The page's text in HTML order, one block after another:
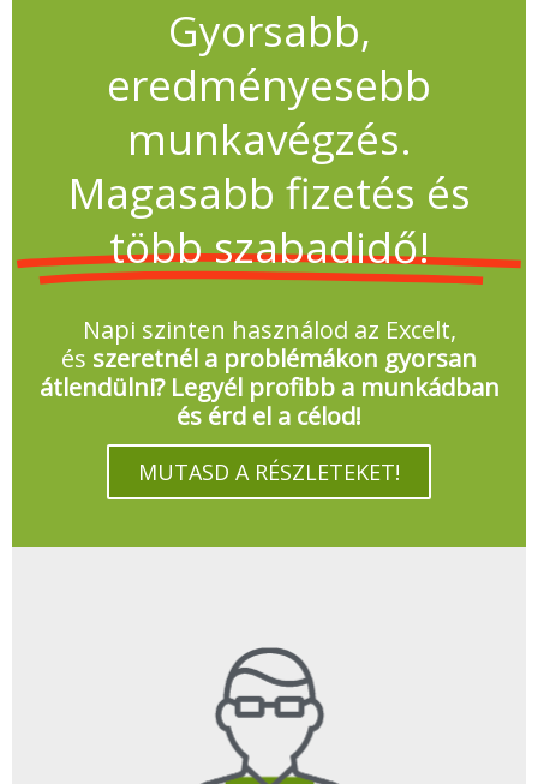
Gyorsabb,
eredményesebb
munkavégzés.
Magasabb fizetés és
több szabadidő!
Napi szinten használod az Excelt,
és szeretnél a problémákon gyorsan
átlendülni? Legyél profibb a munkádban
és érd el a célod!
MUTASD A RÉSZLETEKET!